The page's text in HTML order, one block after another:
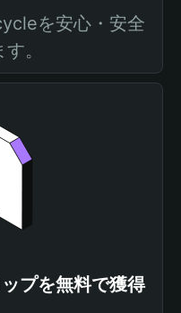
を安心・安全
。
プを無料で獲得